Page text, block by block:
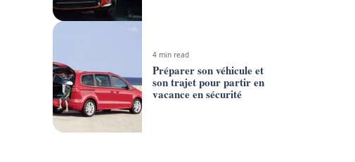
4 min read
Préparer son véhicule et
son trajet pour partir en
vacance en sécurité